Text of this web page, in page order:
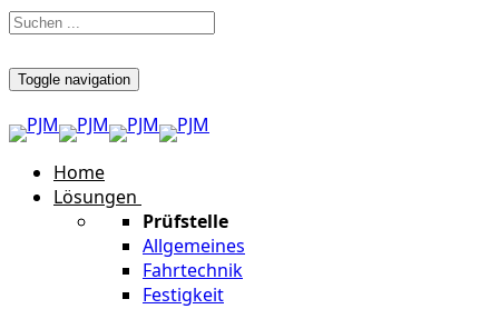
Toggle navigation
Home
Lösungen
Prüfstelle
Allgemeines
Fahrtechnik
Festigkeit